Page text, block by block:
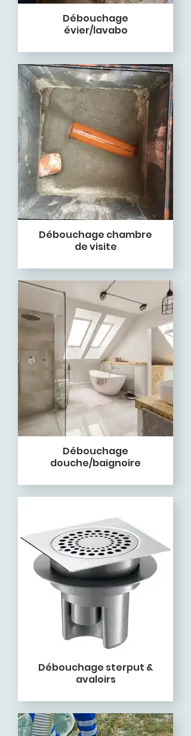
Débouchage
évier/lavabo
Débouchage chambre
de visite
Débouchage
douche/baignoire
Débouchage sterput &
avaloirs